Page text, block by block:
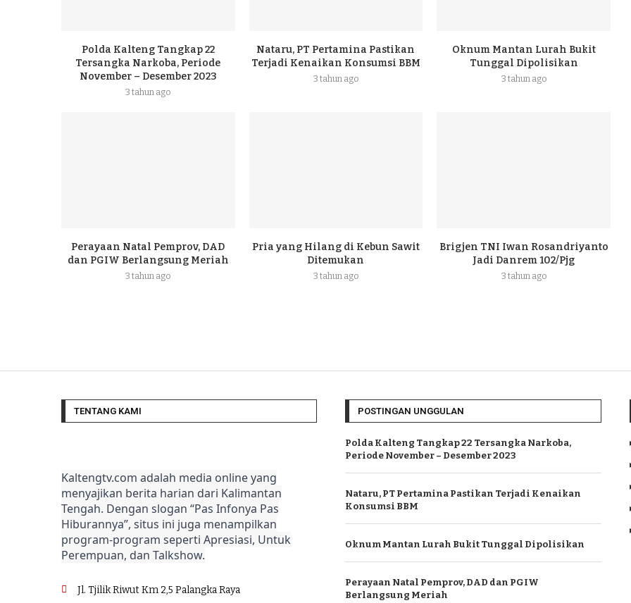
Polda Kalteng Tangkap 22
Tersangka Narkoba, Periode
November – Desember 2023
3 tahun ago
Nataru, PT Pertamina Pastikan
Terjadi Kenaikan Konsumsi BBM
3 tahun ago
Oknum Mantan Lurah Bukit
Tunggal Dipolisikan
3 tahun ago
Perayaan Natal Pemprov, DAD
dan PGIW Berlangsung Meriah
3 tahun ago
Pria yang Hilang di Kebun Sawit
Ditemukan
3 tahun ago
Brigjen TNI Iwan Rosandriyanto
Jadi Danrem 102/Pjg
3 tahun ago
TENTANG KAMI
Kaltengtv.com adalah media online yang
menyajikan berita harian dari Kalimantan
Tengah. Dengan slogan “Pas Infonya Pas
Hiburannya”, situs ini juga menampilkan
program-program seperti Apresiasi, Untuk
Perempuan, dan Talkshow.
Jl. Tjilik Riwut Km 2,5 Palangka Raya
POSTINGAN UNGGULAN
Polda Kalteng Tangkap 22 Tersangka Narkoba,
Periode November – Desember 2023
Nataru, PT Pertamina Pastikan Terjadi Kenaikan
Konsumsi BBM
Oknum Mantan Lurah Bukit Tunggal Dipolisikan
Perayaan Natal Pemprov, DAD dan PGIW
Berlangsung Meriah